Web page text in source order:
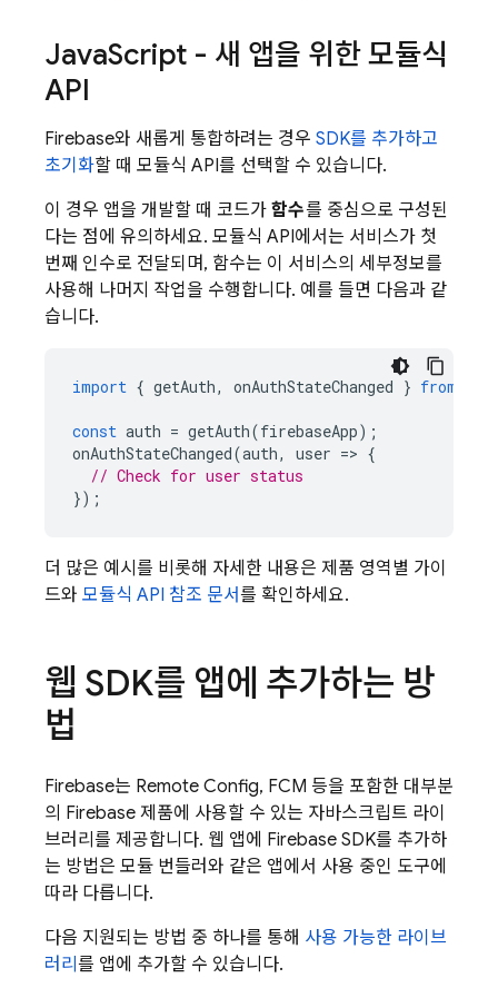
JavaScript - 새 앱을 위한 모듈식
API
Firebase와 새롭게 통합하려는 경우 SDK를 추가하고
초기화할 때 모듈식 API를 선택할 수 있습니다.
이 경우 앱을 개발할 때 코드가 함수를 중심으로 구성된
다는 점에 유의하세요. 모듈식 API에서는 서비스가 첫
번째 인수로 전달되며, 함수는 이 서비스의 세부정보를
사용해 나머지 작업을 수행합니다. 예를 들면 다음과 같
습니다.
import { getAuth, onAuthStateChanged } from
const auth = getAuth(firebaseApp);
onAuthStateChanged(auth, user => {
// Check for user status
});
더 많은 예시를 비롯해 자세한 내용은 제품 영역별 가이
드와 모듈식 API 참조 문서를 확인하세요.
웹 SDK를 앱에 추가하는 방
법
Firebase는 Remote Config, FCM 등을 포함한 대부분
의 Firebase 제품에 사용할 수 있는 자바스크립트 라이
브러리를 제공합니다. 웹 앱에 Firebase SDK를 추가하
는 방법은 모듈 번들러와 같은 앱에서 사용 중인 도구에
따라 다릅니다.
다음 지원되는 방법 중 하나를 통해 사용 가능한 라이브
러리 를 앱에 추가할 수 있습니다.